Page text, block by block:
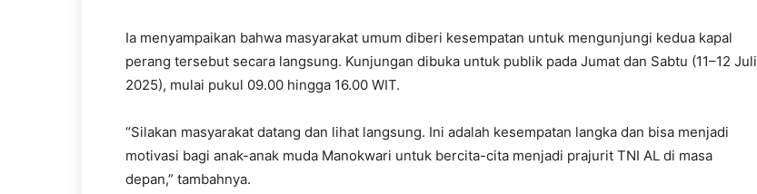
Ia menyampaikan bahwa masyarakat umum diberi kesempatan untuk mengunjungi kedua kapal
perang tersebut secara langsung. Kunjungan dibuka untuk publik pada Jumat dan Sabtu (11–12 Juli
2025), mulai pukul 09.00 hingga 16.00 WIT.
“Silakan masyarakat datang dan lihat langsung. Ini adalah kesempatan langka dan bisa menjadi
motivasi bagi anak-anak muda Manokwari untuk bercita-cita menjadi prajurit TNI AL di masa
depan,” tambahnya.